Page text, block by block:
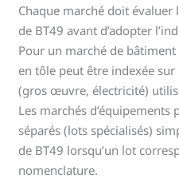
Chaque marché doit
de BT49 avant d’adopter
Pour un marché de
en tôle peut être indexée sur
(gros œuvre, électricité)
Les marchés
séparés (lots spécialisés)
de BT49 lorsqu’un lot
nomenclature.